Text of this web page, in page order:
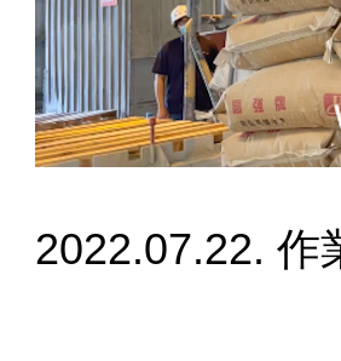
2022.07.22. 作